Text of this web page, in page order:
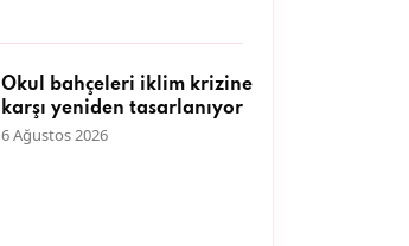
Okul bahçeleri iklim krizine
karşı yeniden tasarlanıyor
6 Ağustos 2026